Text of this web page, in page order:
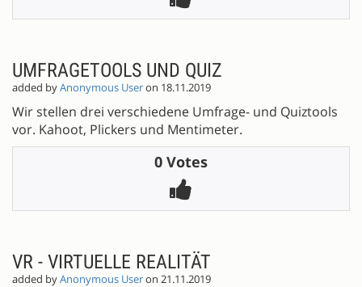
UMFRAGETOOLS UND QUIZ
added byAnonymous Useron 18.11.2019
Wir stellen drei verschiedene Umfrage- und Quiztools
vor. Kahoot, Plickers und Mentimeter.
0 Votes
VR - VIRTUELLE REALITÄT
added byAnonymous Useron 21.11.2019